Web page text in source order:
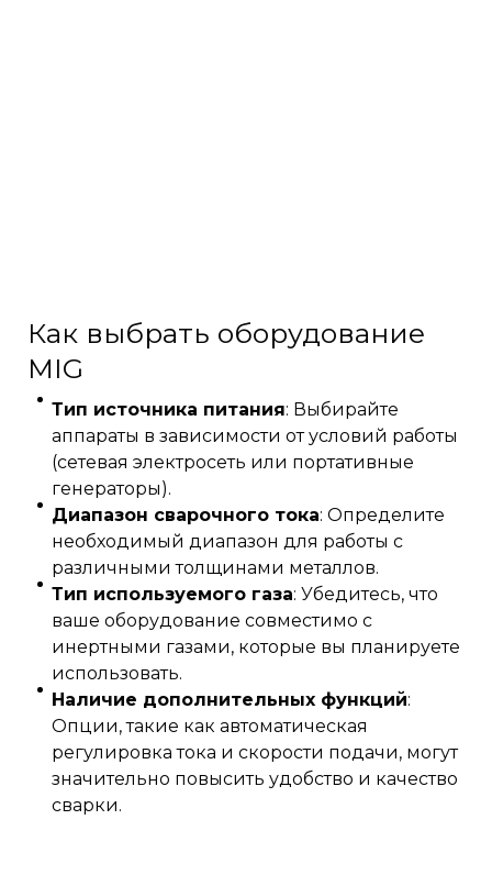
Как выбрать оборудование
MIG
Тип источника питания: Выбирайте
аппараты в зависимости от условий работы
(сетевая электросеть или портативные
генераторы).
Диапазон сварочного тока: Определите
необходимый диапазон для работы с
различными толщинами металлов.
Тип используемого газа: Убедитесь, что
ваше оборудование совместимо с
инертными газами, которые вы планируете
использовать.
Наличие дополнительных функций:
Опции, такие как автоматическая
регулировка тока и скорости подачи, могут
значительно повысить удобство и качество
сварки.